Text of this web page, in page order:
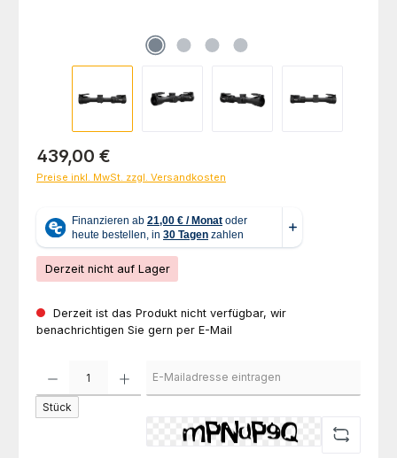
Regulärer Preis:
439,00 €
Preise inkl. MwSt. zzgl. Versandkosten
Derzeit nicht auf Lager
Derzeit ist das Produkt nicht verfügbar, wir
benachrichtigen Sie gern per E-Mail
Stück